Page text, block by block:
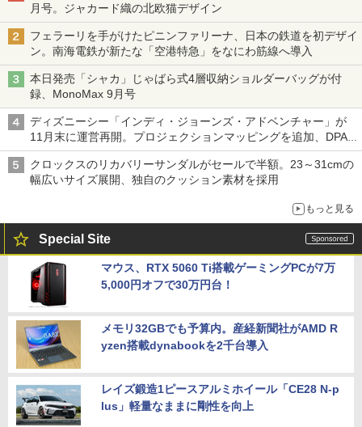
月号。ジャカード織の北欧猫デザイン
フェラーリを手がけたピニンファリーナ、日本の鉄道を初デザイ
ン。南海電鉄が新たな「空港特急」をなにわ筋線へ導入
本日発売「シャカ」じゃばら式4層収納ショルダーバッグが付
録、MonoMax 9月号
ディズニーシー「インディ・ジョーンズ・アドベンチャー」が
11月末に運営再開。プロジェクションマッピングを追加、DPA
は1500円
クロックスのリカバリーサンダルがセールで半額。23～31cmの
幅広いサイズ展開、独自のクッション素材を採用
もっと見る
Special Site
マウス、RTX 5060 Ti搭載ゲーミングPCが7万
5,000円オフで30万円台！
メモリ32GBでも予算内。産経新聞社がAMD R
yzen搭載dynabookを2千台導入
レイズ鍛造1ピースアルミホイール「CE28 N-p
lus」軽量なままに剛性を向上